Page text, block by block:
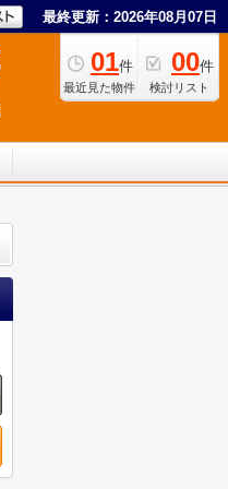
最終更新：2026年08月07日
01件
最近見た物件
00件
検討リスト